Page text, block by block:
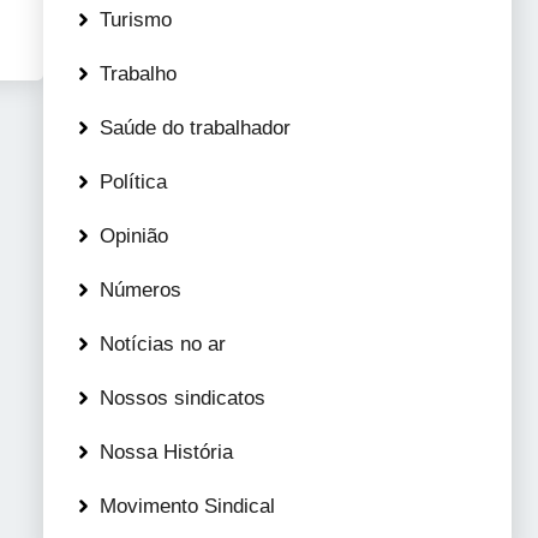
Turismo
Trabalho
Saúde do trabalhador
Política
Opinião
Números
Notícias no ar
Nossos sindicatos
Nossa História
Movimento Sindical